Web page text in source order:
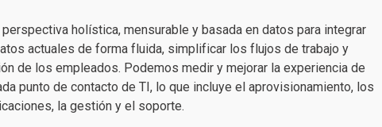
holística, mensurable y basada en datos para integrar
actuales de forma fluida, simplificar los flujos de trabajo y
de los empleados. Podemos medir y mejorar la experiencia de
punto de contacto de TI, lo que incluye el aprovisionamiento, los
la gestión y el soporte.